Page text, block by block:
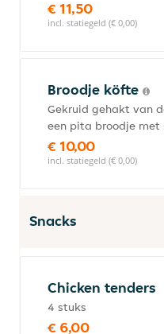
€ 11,50
incl. statiegeld (€ 0,00)
Broodje köfte
Gekruid gehakt van
een pita broodje met
€ 10,00
incl. statiegeld (€ 0,00)
Snacks
Chicken tenders
4 stuks
€ 6,00